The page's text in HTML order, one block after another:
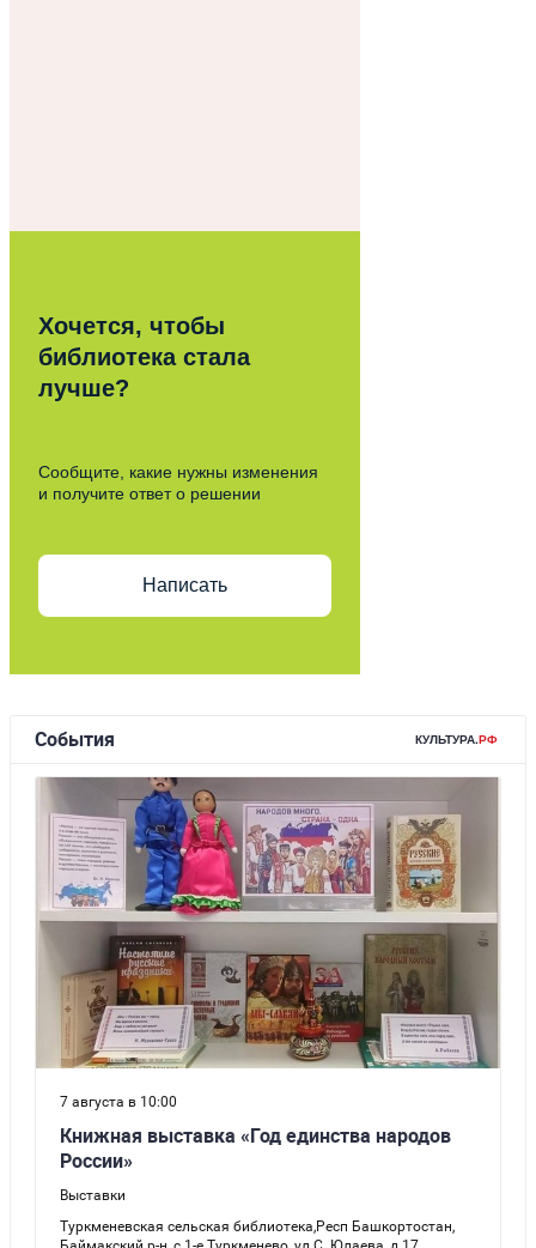
Хочется, чтобы
библиотека стала
лучше?
Сообщите, какие нужны изменения
и получите ответ о решении
Написать